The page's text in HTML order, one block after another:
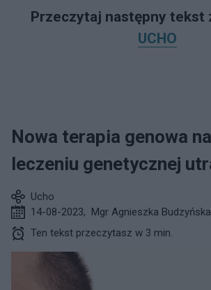
Przeczytaj następny tekst
UCHO
Nowa terapia genowa
leczeniu genetycznej
Ucho
14-08-2023, Mgr Agnieszka Budzyńska
Ten tekst przeczytasz w 3 min.